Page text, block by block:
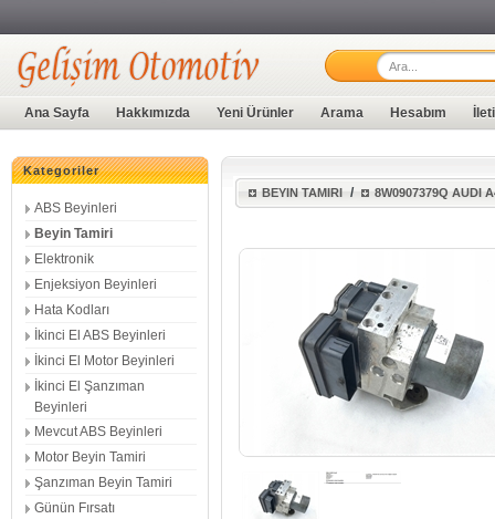
Ana Sayfa Hakkımızda Yeni Ürünler Arama Hesabım
Kategoriler
ABS Beyinleri
Beyin Tamiri
Elektronik
Enjeksiyon Beyinleri
Hata Kodları
İkinci El ABS Beyinleri
İkinci El Motor Beyinleri
İkinci El Şanzıman
Beyinleri
Mevcut ABS Beyinleri
Motor Beyin Tamiri
Şanzıman Beyin Tamiri
Günün Fırsatı
BEYIN TAMIRI / 8W0907379Q AUDI